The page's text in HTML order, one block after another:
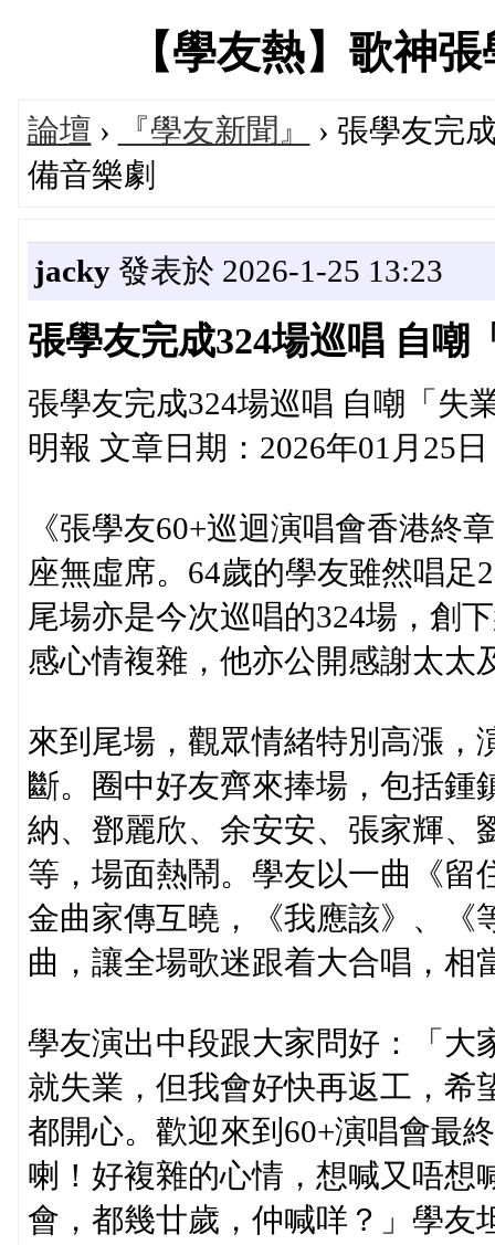
【學友熱】歌神
論壇 › 『學友新聞』
› 張學友完
備音樂劇
jacky發表於 2026-1-25 13:23
張學友完成324場巡唱 自嘲
張學友完成324場巡唱 自嘲「失
明報 文章日期：2026年01月25日
《張學友60+巡迴演唱會香港終
座無虛席。64歲的學友雖然唱足
尾場亦是今次巡唱的324場，創
感心情複雜，他亦公開感謝太太
來到尾場，觀眾情緒特別高漲，
斷。圈中好友齊來捧場，包括鍾
納、鄧麗欣、余安安、張家輝、
等，場面熱鬧。學友以一曲《留
金曲家傳互曉，《我應該》、《
曲，讓全場歌迷跟着大合唱，相
學友演出中段跟大家問好：「大
就失業，但我會好快再返工，希
都開心。歡迎來到60+演唱會最
喇！好複雜的心情，想喊又唔想
會，都幾廿歲，仲喊咩？」學友